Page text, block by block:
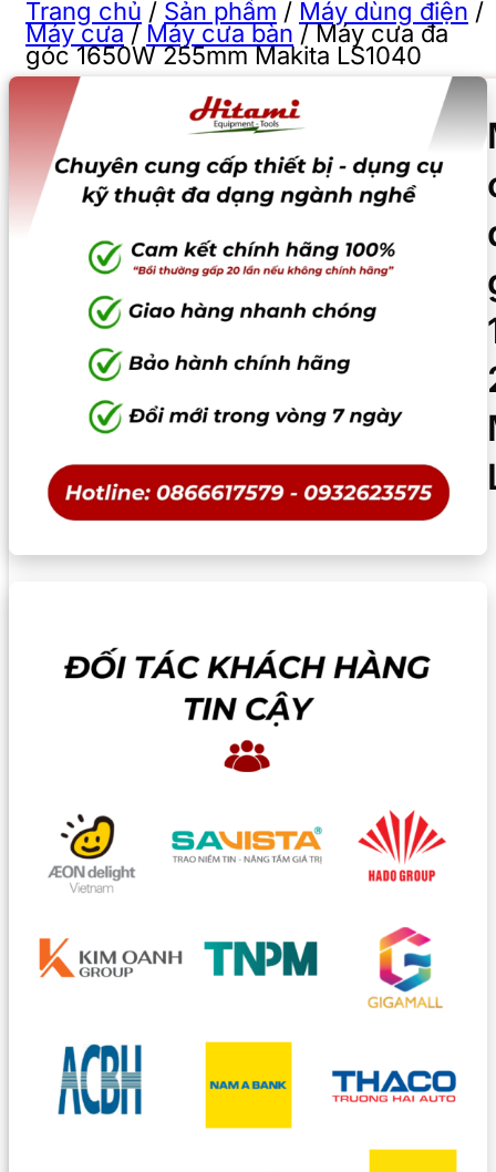
Trang chủ / Sản phẩm / Máy dùng điện /
Máy cưa/ Máy cưa bàn /Máy cưa đa
góc 1650W 255mm Makita LS1040